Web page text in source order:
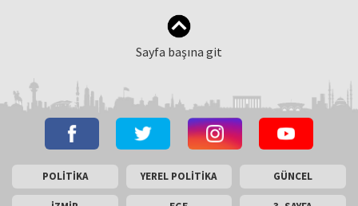
Sayfa başına git
POLİTİKA YEREL POLİTİKA GÜNCEL